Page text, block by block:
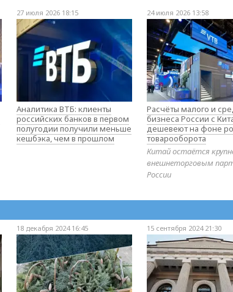
27 июля 2026 18:15
Аналитика ВТБ: клиенты
российских банков в первом
полугодии получили меньше
кешбэка, чем в прошлом
24 июля 2026 13:58
Расчёты малого и
бизнеса России с
дешевеют на фоне
товарооборота
Китай остаётся
внешнеторговым
России
18 декабря 2024 16:45 15 сентября 2024 21:30